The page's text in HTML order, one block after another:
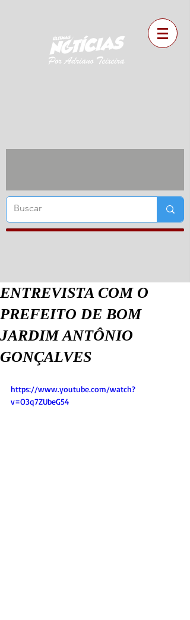
ENTREVISTA COM O
PREFEITO DE BOM
JARDIM ANTÔNIO
GONÇALVES
https://www.youtube.com/watch?
v=O3q7ZUbeG54